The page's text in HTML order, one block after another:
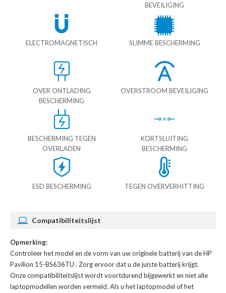
BEVEILIGING
ELECTROMAGNETISCH SLIMME BESCHERMING
OVER ONTLADING
BESCHERMING
OVERSTROOM BEVEILIGING
BESCHERMING TEGEN
OVERLADEN
KORTSLUITING
BESCHERMING
ESD BESCHERMING TEGEN OVERVERHITTING
Compatibiliteitslijst
Opmerking:
Controleer het model en de vorm van uw originele batterij van de HP
Pavilion 15-BS636TU . Zorg ervoor dat u de juiste batterij krijgt.
Onze compatibiliteitslijst wordt voortdurend bijgewerkt en niet alle
laptopmodellen worden vermeld. Als u het laptopmodel of het